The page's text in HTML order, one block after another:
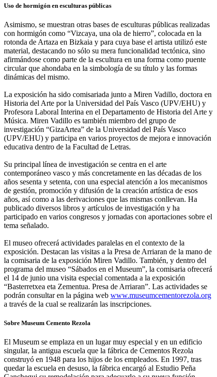
Uso de hormigón en esculturas públicas
Asimismo, se muestran otras bases de esculturas públicas realizadas
con hormigón como “Vizcaya, una ola de hierro”, colocada en la
rotonda de Artaza en Bizkaia y para cuya base el artista utilizó este
material, destacando no sólo su mera funcionalidad tectónica, sino
afirmándose como parte de la escultura en una forma como puente
circular que ahondaba en la simbología de su título y las formas
dinámicas del mismo.
La exposición ha sido comisariada junto a Miren Vadillo, doctora en
Historia del Arte por la Universidad del País Vasco (UPV/EHU) y
Profesora Laboral Interina en el Departamento de Historia del Arte y
Música. Miren Vadillo es también miembro del grupo de
investigación “GizaArtea” de la Universidad del País Vasco
(UPV/EHU) y participa en varios proyectos de mejora e innovación
educativa dentro de la Facultad de Letras.
Su principal línea de investigación se centra en el arte
contemporáneo vasco y más concretamente en las décadas de los
años sesenta y setenta, con una especial atención a los mecanismos
de gestión, promoción y difusión de la creación artística de esos
años, así como a las derivaciones que las mismas conllevan. Ha
publicado diversos libros y artículos de investigación y ha
participado en varios congresos y jornadas con aportaciones sobre el
tema señalado.
El museo ofrecerá actividades paralelas en el contexto de la
exposición. Destacan las visitas a la Presa de Arriaran de la mano de
la comisaria de la exposición Miren Vadillo. También, y dentro del
programa del museo “Sábados en el Museum”, la comisaria ofrecerá
el 14 de junio una visita especial comentada a la exposición
“Basterretxea eta Zementua. Presa de Arriaran”. Las actividades se
podrán consultar en la página web www.museumcementorezola.org
a través de la cual se realizarán las inscripciones.
Sobre Museum Cemento Rezola
El Museum se emplaza en un lugar muy especial y en un edificio
singular, la antigua escuela que la fábrica de Cementos Rezola
construyó en 1948 para los hijos de los empleados. En 1997, tras
quedar la escuela en desuso, la fábrica encargó al Estudio Peña